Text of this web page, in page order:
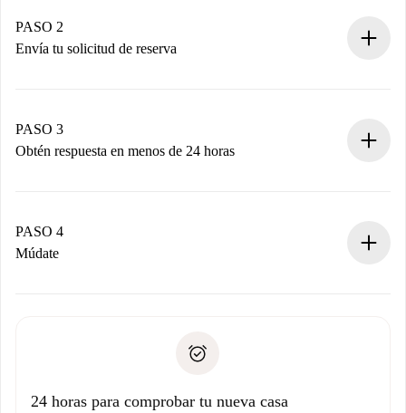
Tienes toda la información necesaria por adelantado.
PASO 2
Envía tu solicitud de reserva
propietario acepte.
PASO 3
Obtén respuesta en menos de 24 horas
contacto con el propietario.
Si es rechazada: No te haremos ningún cargo y te
Prueba de solvencia
PASO 4
Múdate
no nos comunicas ningún problema.
24 horas para comprobar tu nueva casa